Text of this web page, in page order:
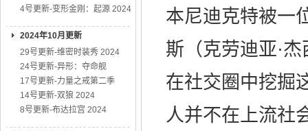
4号更新-变形金刚：起源 2024
2024年10月更新
29号更新-维密时装秀 2024
24号更新-异形：夺命舰
17号更新-力量之戒第二季
14号更新-双狼 2024
8号更新-布达拉宫 2024
本尼迪克特被一
斯（克劳迪亚·
在社交圈中挖掘
人并不在上流社